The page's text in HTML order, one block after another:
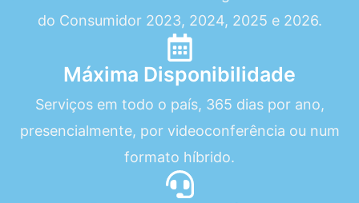
do Consumidor 2023, 2024, 2025 e 2026.
Máxima Disponibilidade
Serviços em todo o país, 365 dias por ano,
presencialmente, por videoconferência ou num
formato híbrido.